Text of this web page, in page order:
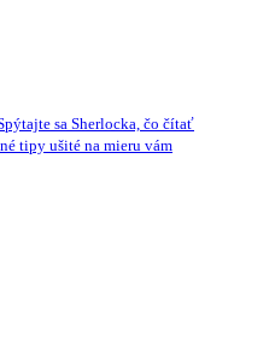
sa Sherlocka, čo čítať
tipy ušité na mieru vám